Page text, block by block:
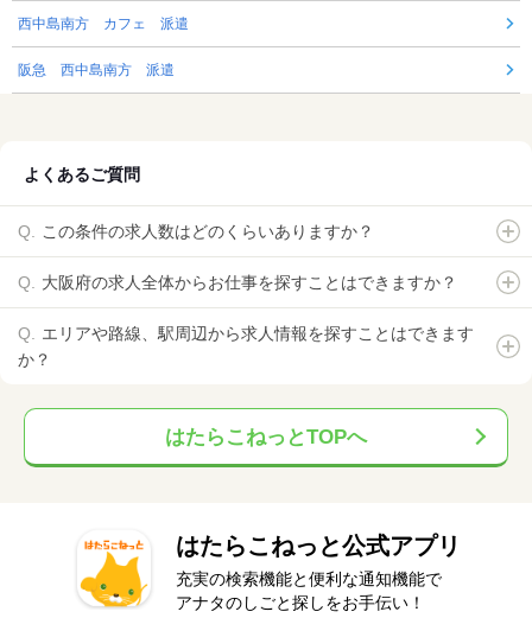
西中島南方 カフェ 派遣
阪急 西中島南方 派遣
よくあるご質問
この条件の求人数はどのくらいありますか？
大阪府の求人全体からお仕事を探すことはできますか？
エリアや路線、駅周辺から求人情報を探すことはできます
か？
はたらこねっとTOPへ
はたらこねっと公式アプリ
充実の検索機能と便利な通知機能で
アナタのしごと探しをお手伝い！